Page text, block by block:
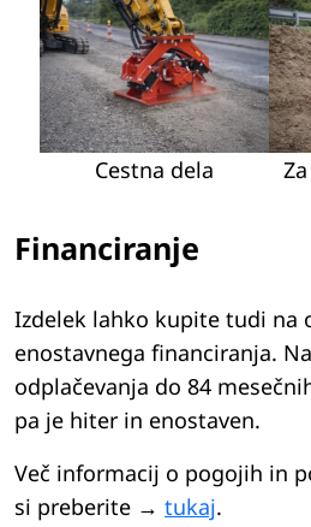
Cestna dela
Financiranje
Izdelek lahko kupite tudi na
enostavnega financiranja.
odplačevanja do 84
pa je hiter in enostaven.
Več informacij o pogojih in
si preberite → tukaj.